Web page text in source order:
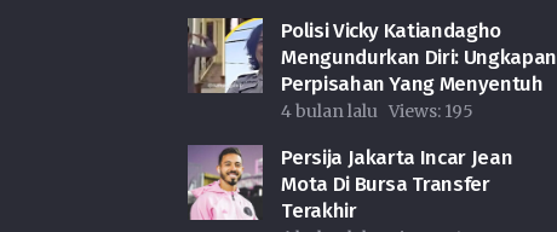
Polisi Vicky Katiandagho
Mengundurkan Diri: Ungkapan
Perpisahan Yang Menyentuh
4 bulan lalu Views: 195
Persija Jakarta Incar Jean
Mota Di Bursa Transfer
Terakhir